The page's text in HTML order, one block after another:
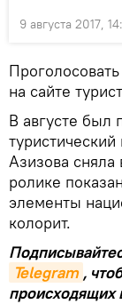
9 августа 2017,
на сайте
В августе был
Азизова сняла
ролике
элементы
колорит.
Telegram ,
происходящих